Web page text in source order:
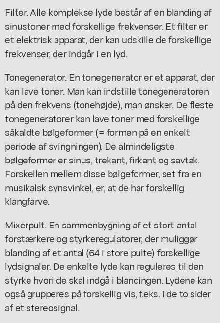
Filter. Alle komplekse lyde består af en blanding af
sinustoner med forskellige frekvenser. Et filter er
et elektrisk apparat, der kan udskille de forskellige
frekvenser, der indgår i en lyd.
Tonegenerator. En tonegenerator er et apparat, der
kan lave toner. Man kan indstille tonegeneratoren
på den frekvens (tonehøjde), man ønsker. De fleste
tonegeneratorer kan lave toner med forskellige
såkaldte bølgeformer (= formen på en enkelt
periode af svingningen). De almindeligste
bølgeformer er sinus, trekant, firkant og savtak.
Forskellen mellem disse bølgeformer, set fra en
musikalsk synsvinkel, er, at de har forskellig
klangfarve.
Mixerpult. En sammenbygning af et stort antal
forstærkere og styrkeregulatorer, der muliggør
blanding af et antal (64 i store pulte) forskellige
lydsignaler. De enkelte lyde kan reguleres til den
styrke hvori de skal indgå i blandingen. Lydene kan
også grupperes på forskellig vis, f.eks. i de to sider
af et stereosignal.